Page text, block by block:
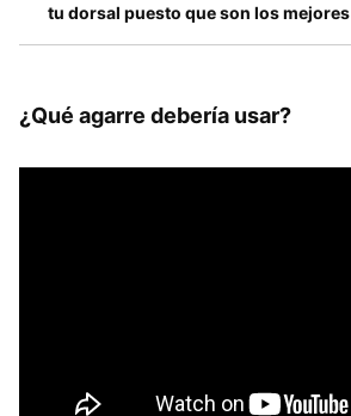
tu dorsal puesto que son los mejores
¿Qué agarre debería usar?